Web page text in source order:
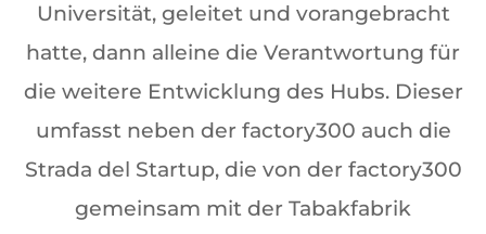
Universität, geleitet und vorangebracht
hatte, dann alleine die Verantwortung für
die weitere Entwicklung des Hubs. Dieser
umfasst neben der factory300 auch die
Strada del Startup, die von der factory300
gemeinsam mit der Tabakfabrik